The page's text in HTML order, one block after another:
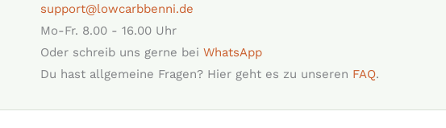
support@lowcarbbenni.de
Mo-Fr. 8.00 - 16.00 Uhr
Oder schreib uns gerne bei WhatsApp
Du hast allgemeine Fragen? Hier geht es zu unseren FAQ.